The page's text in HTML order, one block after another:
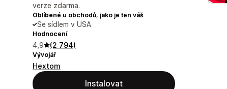
verze zdarma.
Oblíbené u obchodů, jako je ten váš
Se sídlem v USA
Hodnocení
4,9 (2 794)
Vývojář
Hextom
Instalovat